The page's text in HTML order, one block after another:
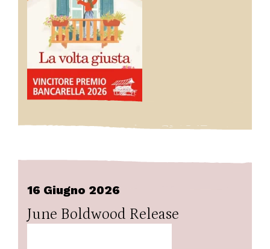
16 Giugno 2026
June Boldwood Release